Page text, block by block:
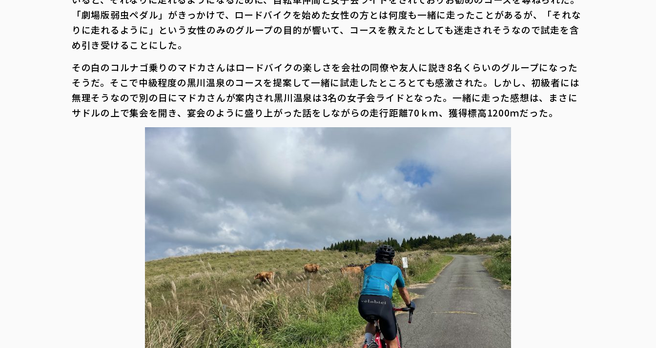
「劇場版弱虫ペダル」がきっかけで、ロードバイクを始めた女性の方とは何度も一緒に走ったことがあるが、「それな
りに走れるように」という女性のみのグループの目的が響いて、コースを教えたとしても迷走されそうなので試走を含
め引き受けることにした。
その白のコルナゴ乗りのマドカさんはロードバイクの楽しさを会社の同僚や友人に説き8名くらいのグループになった
そうだ。そこで中級程度の黒川温泉のコースを提案して一緒に試走したところとても感激された。しかし、初級者には
無理そうなので別の日にマドカさんが案内され黒川温泉は3名の女子会ライドとなった。一緒に走った感想は、まさに
サドルの上で集会を開き、宴会のように盛り上がった話をしながらの走行距離70ｋｍ、獲得標高1200ｍだった。